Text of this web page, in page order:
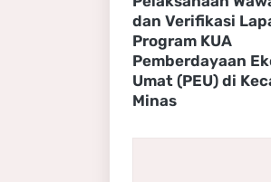
dan Verifikasi
Program KUA
Pemberdayaan
Umat (PEU) di
Minas ‎